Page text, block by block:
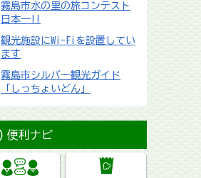
霧島市水の里の旅コンテスト
日本一!!
観光施設にWi-Fiを設置してい
ます
霧島市シルバー観光ガイド
「しっちょいどん」
便利ナビ